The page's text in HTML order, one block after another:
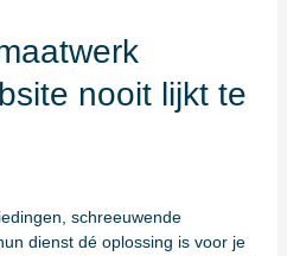
nooit lijkt te
schreeuwende
dienst dé oplossing is voor je